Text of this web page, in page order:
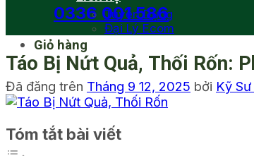
0336 001 586
Giỏ hàng
Tuyển Dụng
Đại Lý Ecom
Táo Bị Nứt Quả, Thối Rốn:
Đã đăng trên Tháng 9 12, 2025 bởi Kỹ
Tóm tắt bài viết